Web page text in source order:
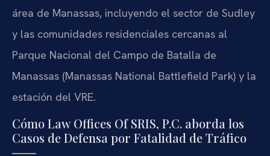
área de Manassas, incluyendo el sector de Sudley
y las comunidades residenciales cercanas al
Parque Nacional del Campo de Batalla de
Manassas (Manassas National Battlefield Park) y la
estación del VRE.
Cómo Law Offices Of SRIS, P.C. aborda los
Casos de Defensa por Fatalidad de Tráfico